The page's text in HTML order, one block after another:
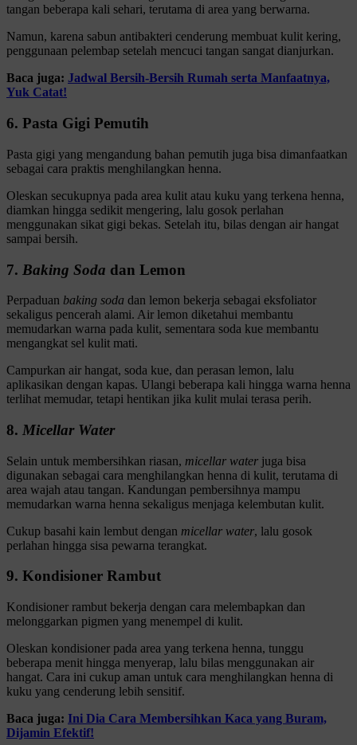
tangan beberapa kali sehari, terutama di area yang berwarna.
Namun, karena sabun antibakteri cenderung membuat kulit kering,
penggunaan pelembap setelah mencuci tangan sangat dianjurkan.
Baca juga: Jadwal Bersih-Bersih Rumah serta Manfaatnya,
Yuk Catat!
6. Pasta Gigi Pemutih
Pasta gigi yang mengandung bahan pemutih juga bisa dimanfaatkan
sebagai cara praktis menghilangkan henna.
Oleskan secukupnya pada area kulit atau kuku yang terkena henna,
diamkan hingga sedikit mengering, lalu gosok perlahan
menggunakan sikat gigi bekas. Setelah itu, bilas dengan air hangat
sampai bersih.
7. Baking Soda dan Lemon
Perpaduan baking soda dan lemon bekerja sebagai eksfoliator
sekaligus pencerah alami. Air lemon diketahui membantu
memudarkan warna pada kulit, sementara soda kue membantu
mengangkat sel kulit mati.
Campurkan air hangat, soda kue, dan perasan lemon, lalu
aplikasikan dengan kapas. Ulangi beberapa kali hingga warna henna
terlihat memudar, tetapi hentikan jika kulit mulai terasa perih.
8. Micellar Water
Selain untuk membersihkan riasan, micellar water juga bisa
digunakan sebagai cara menghilangkan henna di kulit, terutama di
area wajah atau tangan. Kandungan pembersihnya mampu
memudarkan warna henna sekaligus menjaga kelembutan kulit.
Cukup basahi kain lembut dengan micellar water, lalu gosok
perlahan hingga sisa pewarna terangkat.
9. Kondisioner Rambut
Kondisioner rambut bekerja dengan cara melembapkan dan
melonggarkan pigmen yang menempel di kulit.
Oleskan kondisioner pada area yang terkena henna, tunggu
beberapa menit hingga menyerap, lalu bilas menggunakan air
hangat. Cara ini cukup aman untuk cara menghilangkan henna di
kuku yang cenderung lebih sensitif.
Baca juga: Ini Dia Cara Membersihkan Kaca yang Buram,
Dijamin Efektif!